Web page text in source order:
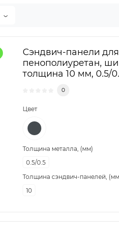
Сэндвич-панели
пенополиуретан,
толщина 10 мм, 0.5/
Цвет
Толщина металла, (мм)
0.5/0.5
Толщина сэндвич-панелей,
10
0